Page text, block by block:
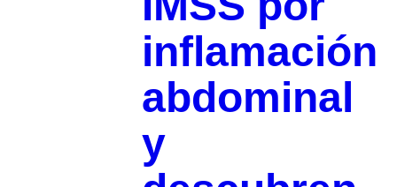
inflamación
abdominal
y